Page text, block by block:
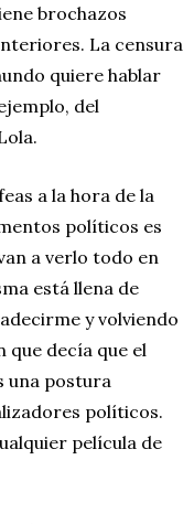
brochazos
La censura
quiere hablar
del
a la hora de la
políticos es
a verlo todo en
está llena de
y volviendo
que decía que el
una postura
políticos.
película de